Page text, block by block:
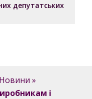
депутатських
Новини »
і